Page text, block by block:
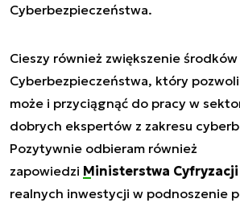
Cyberbezpieczeństwa.
Cieszy również zwiększenie środków
Cyberbezpieczeństwa, który
może i przyciągnąć do pracy w
dobrych ekspertów z zakresu
Pozytywnie odbieram również
zapowiedzi Ministerstwa Cyfryzacji
realnych inwestycji w podnoszenie